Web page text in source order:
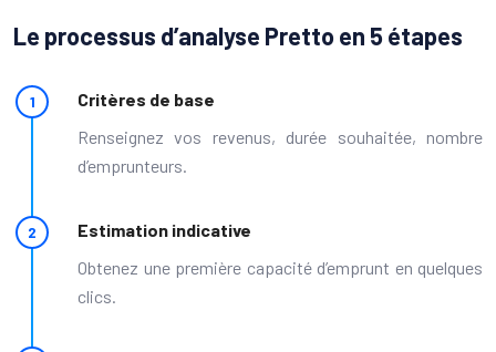
Le processus d’analyse Pretto en 5 étapes
Critères de base
Renseignez vos revenus, durée souhaitée, nombre
d’emprunteurs.
Estimation indicative
Obtenez une première capacité d’emprunt en quelques
clics.